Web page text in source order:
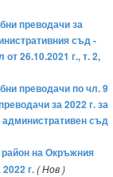
преводачи за
съд -
26.10.2021 г., т. 2,
преводачи по чл. 9
за 2022 г. за
съд
на Окръжния
г.( Нов )